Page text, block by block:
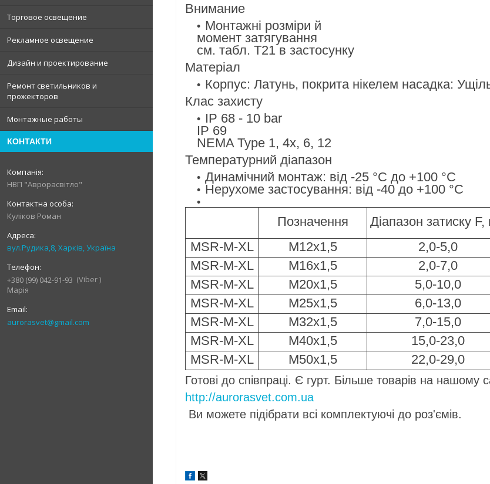
Торговое освещение
Рекламное освещение
Дизайн и проектирование
Ремонт светильников и
прожекторов
Монтажные работы
КОНТАКТИ
НВП "Аврорасвітло"
Куліков Роман
вул.Рудика,8, Харків, Україна
+380 (99) 042-91-93
Viber
Марія
aurorasvet@gmail.com
Внимание
Монтажні розміри й
момент затягування
см. табл. T21 в застосунку
Матеріал
Корпус: Латунь, покрита нікелем насадка:
Клас захисту
IP 68 - 10 bar
IP 69
NEMA Type 1, 4x, 6, 12
Температурний діапазон
Динамічний монтаж: від -25 °C до +100 °C
Нерухоме застосування: від -40 до +100 °C
Позначення Діапазон затиску
MSR-M-XL
M12x1,5 2,0-5,0
MSR-M-XL
M16x1,5 2,0-7,0
MSR-M-XL
M20x1,5 5,0-10,0
MSR-M-XL
M25x1,5 6,0-13,0
MSR-M-XL
M32x1,5 7,0-15,0
MSR-M-XL
M40x1,5 15,0-23,0
MSR-M-XL
M50x1,5 22,0-29,0
Готові до співпраці. Є гурт. Більше товарів на нашому
http://aurorasvet.com.ua
Ви можете підібрати всі комплектуючі до роз'ємів.